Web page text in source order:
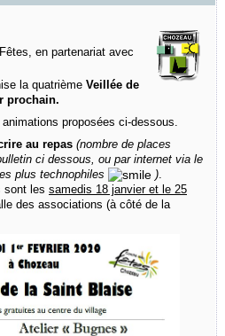
en partenariat avec
la quatrième Veillée de
prochain.
proposées ci-dessous.
au repas (nombre de places
ci dessous, ou par internet via le
plus technophiles
)
sont les samedis 18 janvier et le 25
des associations (à côté de la